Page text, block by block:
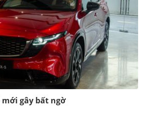
mới gây bất ngờ